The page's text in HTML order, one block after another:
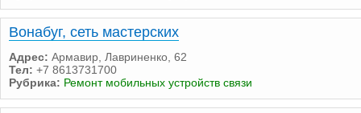
Вонабуг, сеть мастерских
Адрес: Армавир, Лавриненко, 62
Тел: +7 8613731700
Рубрика: Ремонт мобильных устройств связи